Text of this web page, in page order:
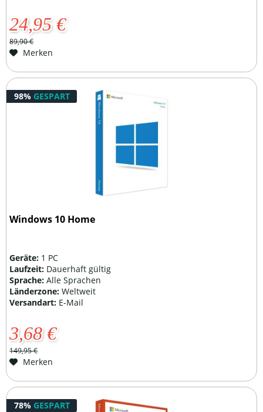
24,95 €
89,90 €
Merken
98% GESPART
Windows 10 Home
Geräte: 1 PC
Laufzeit: Dauerhaft gültig
Sprache:Alle Sprachen
Länderzone:Weltweit
Versandart: E-Mail
3,68 €
149,95 €
Merken
78% GESPART